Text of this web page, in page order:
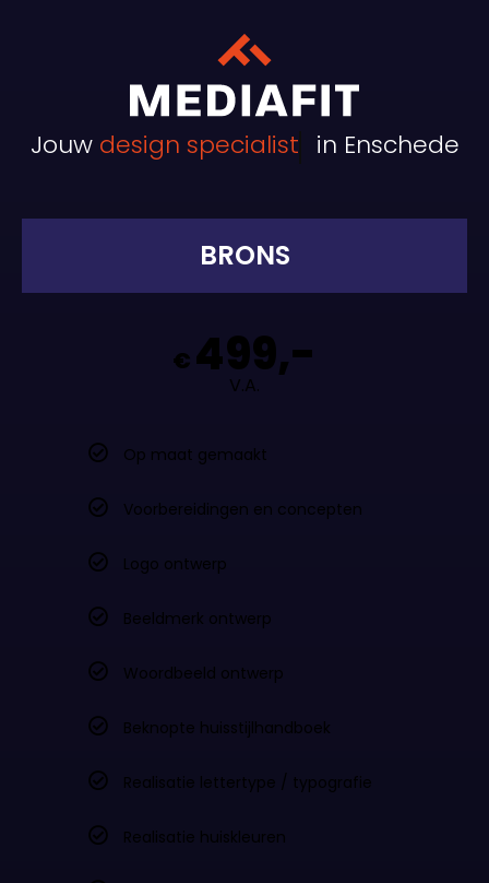
Jouw design specialist
in Enschede
BRONS
€ 499,-
V.A.
Op maat gemaakt
Voorbereidingen en concepten
Logo ontwerp
Beeldmerk ontwerp
Woordbeeld ontwerp
Beknopte huisstijlhandboek
Realisatie lettertype / typografie
Realisatie huiskleuren